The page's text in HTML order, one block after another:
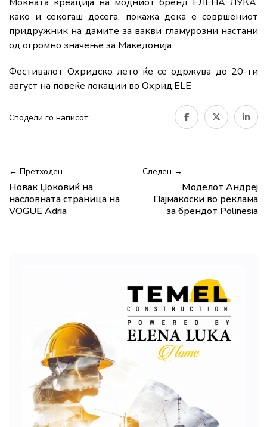
како и секогаш досега, покажа дека е совршениот
придружник на дамите за вакви гламурозни настани
од огромно значење за Македонија.
Фестивалот Охридско лето ќе се одржува до 20-ти
август на повеќе локации во Охрид.ELE
Сподели го написот:
← Претходен
Новак Џоковиќ на
насловната страница на
VOGUE Adria
Следен →
Моделот Андреј
Пајмакоски во реклама
за брендот Polinesia